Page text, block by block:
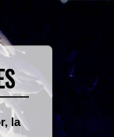
la